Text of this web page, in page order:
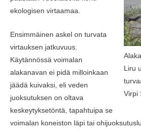
Liru
Virpi
ekologisen virtaamaa.
Ensimmäinen askel on turvata
virtauksen jatkuvuus.
Käytännössä voimalan
alakanavan ei pidä milloinkaan
jäädä kuivaksi, eli veden
juoksutuksen on oltava
keskeytyksetöntä, tapahtuipa se
voimalan koneiston läpi tai